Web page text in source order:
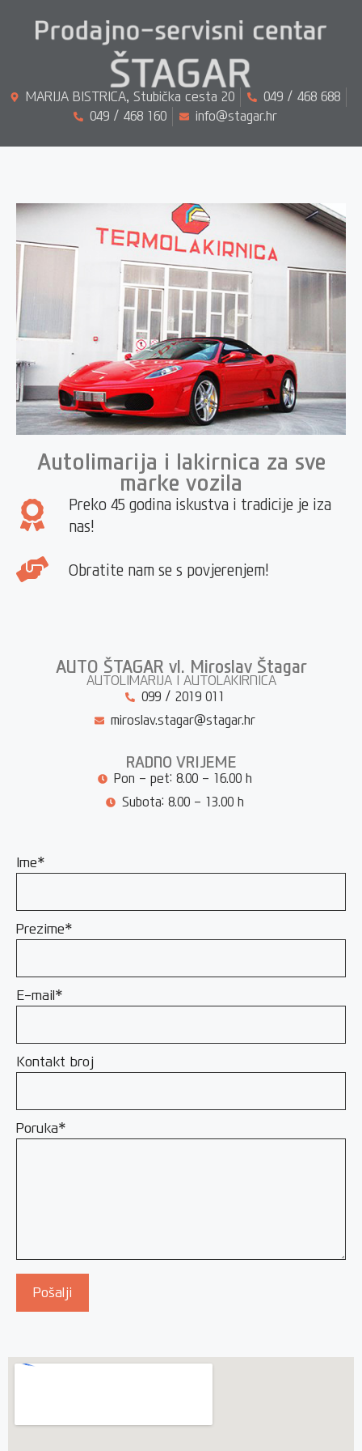
MARIJA BISTRICA, Stubička cesta 20
049 / 468 688
049 / 468 160
info@stagar.hr
Autolimarija i lakirnica za sve
marke vozila
Preko 45 godina iskustva i tradicije je iza
nas!
Obratite nam se s povjerenjem!
AUTO ŠTAGAR vl. Miroslav Štagar
AUTOLIMARIJA I AUTOLAKIRNICA
099 / 2019 011
miroslav.stagar@stagar.hr
RADNO VRIJEME
Pon - pet: 8.00 - 16.00 h
Subota: 8.00 - 13.00 h
Ime*
Prezime*
E-mail*
Kontakt broj
Poruka*